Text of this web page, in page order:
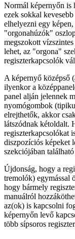
Normál képernyőn is
ezek sokkal
elhelyezni egy
"orgonahúzók"
megszokott
lehet, az "orgona"
regiszterkapcsolók
A képernyő középső
ilyenkor a
panel alján jelennek
nyomógombok
elrejthetők, akkor
látszódnak kétoldalt.
regiszterkapcsolókat
diszpozíciós képeket
szekciójában
Újdonság, hogy a
tremolók) egymással
hogy bármely
manuálról
az(ok) is kapcsolni
képernyőn levő
több sípsoros